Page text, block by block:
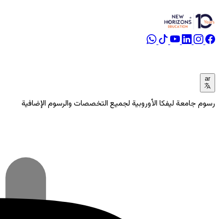
ar
رسوم جامعة ليفكا الأوروبية لجميع التخصصات والرسوم الإضافية